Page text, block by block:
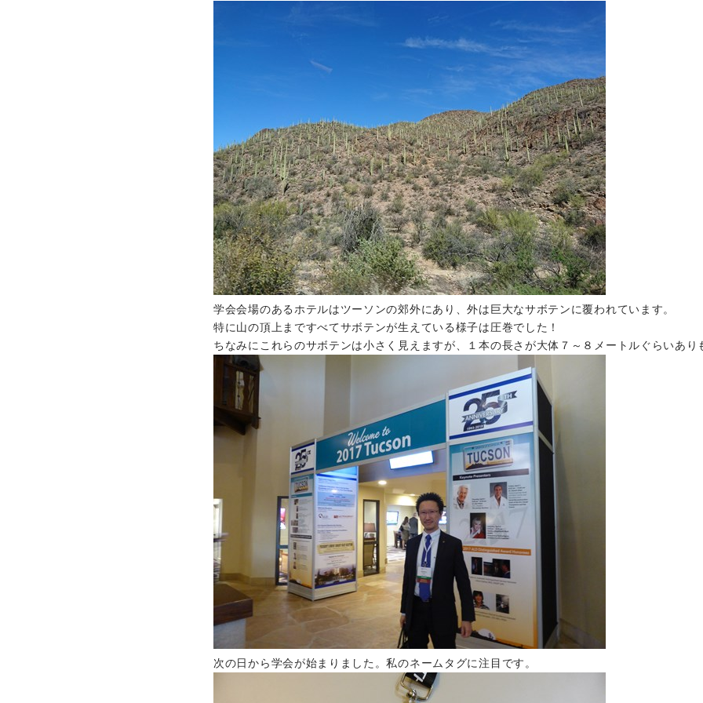
学会会場のあるホテルはツーソンの郊外にあり、外は巨大なサボテンに覆われています。
特に山の頂上まですべてサボテンが生えている様子は圧巻でした！
ちなみにこれらのサボテンは小さく見えますが、１本の長さが大体７～８メートルぐらいあり
次の日から学会が始まりました。私のネームタグに注目です。